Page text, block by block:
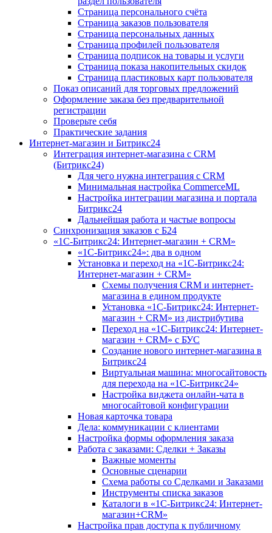
Страница персонального счёта
Страница заказов пользователя
Страница персональных данных
Страница профилей пользователя
Страница подписок на товары и услуги
Страница показа накопительных скидок
Страница пластиковых карт пользователя
Показ описаний для торговых предложений
Оформление заказа без предварительной
регистрации
Проверьте себя
Практические задания
Интернет-магазин и Битрикс24
Интеграция интернет-магазина с CRM
(Битрикс24)
Для чего нужна интеграция с CRM
Минимальная настройка CommerceML
Настройка интеграции магазина и портала
Битрикс24
Дальнейшая работа и частые вопросы
Синхронизация заказов с Б24
«1С-Битрикс24: Интернет-магазин + CRM»
«1С-Битрикс24»: два в одном
Установка и переход на «1С-Битрикс24:
Интернет-магазин + CRM»
Схемы получения CRM и интернет-
магазина в едином продукте
Установка «1С-Битрикс24: Интернет-
магазин + CRM» из дистрибутива
Переход на «1С-Битрикс24: Интернет-
магазин + CRM» с БУС
Создание нового интернет-магазина в
Битрикс24
Виртуальная машина: многосайтовость
для перехода на «1С-Битрикс24»
Настройка виджета онлайн-чата в
многосайтовой конфигурации
Новая карточка товара
Дела: коммуникации с клиентами
Настройка формы оформления заказа
Работа с заказами: Сделки + Заказы
Важные моменты
Основные сценарии
Схема работы со Сделками и Заказами
Инструменты списка заказов
Каталоги в «1С-Битрикс24: Интернет-
магазин+CRM»
Настройка прав доступа к публичному